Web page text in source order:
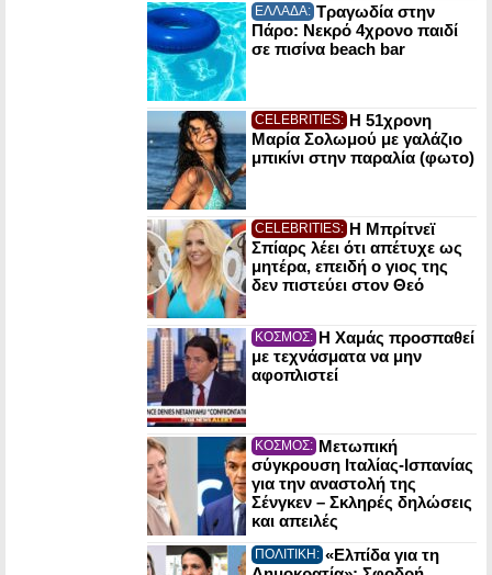
ΕΛΛΑΔΑ: Τραγωδία στην
Πάρο: Νεκρό 4χρονο παιδί
σε πισίνα beach bar
CELEBRITIES: Η 51χρονη
Μαρία Σολωμού με γαλάζιο
μπικίνι στην παραλία (φωτο)
CELEBRITIES: Η Μπρίτνεϊ
Σπίαρς λέει ότι απέτυχε ως
μητέρα, επειδή ο γιος της
δεν πιστεύει στον Θεό
ΚΟΣΜΟΣ: Η Χαμάς προσπαθεί
με τεχνάσματα να μην
αφοπλιστεί
ΚΟΣΜΟΣ: Μετωπική
σύγκρουση Ιταλίας-Ισπανίας
για την αναστολή της
Σένγκεν – Σκληρές δηλώσεις
και απειλές
ΠΟΛΙΤΙΚΗ: «Ελπίδα για τη